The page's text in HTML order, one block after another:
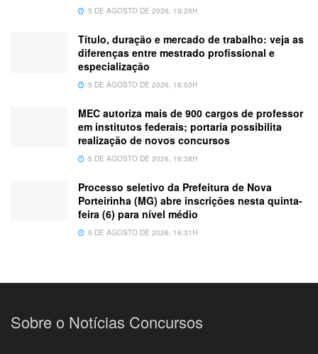
5 DE AGOSTO DE 2026, 19:26H
Título, duração e mercado de trabalho: veja as
diferenças entre mestrado profissional e
especialização
5 DE AGOSTO DE 2026, 16:53H
MEC autoriza mais de 900 cargos de professor
em institutos federais; portaria possibilita
realização de novos concursos
5 DE AGOSTO DE 2026, 16:38H
Processo seletivo da Prefeitura de Nova
Porteirinha (MG) abre inscrições nesta quinta-
feira (6) para nível médio
5 DE AGOSTO DE 2026, 16:31H
Sobre o Notícias Concursos